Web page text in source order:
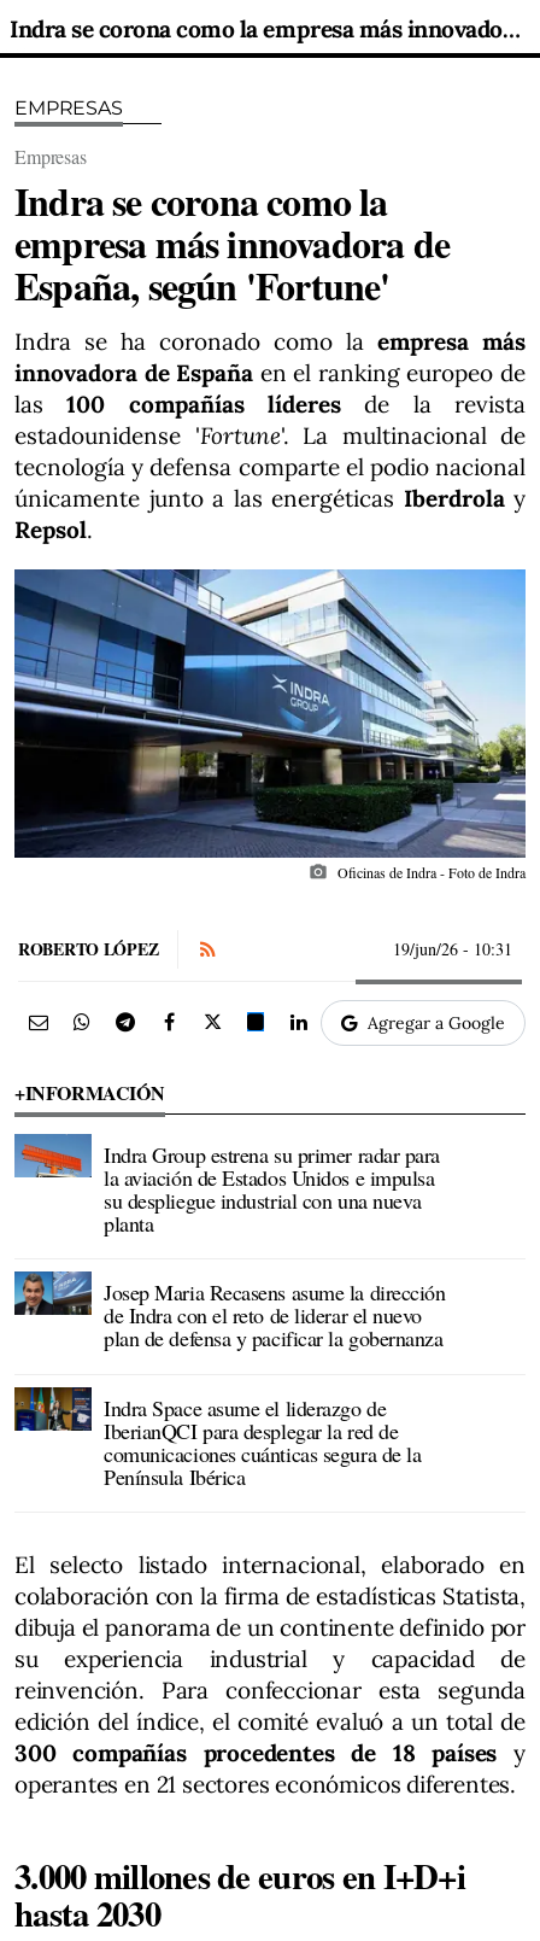
Indra se corona como la empresa más innovadora de España, según 'Fortune'
EMPRESAS
Empresas
Indra se corona como la
empresa más innovadora de
España, según 'Fortune'
Indra se ha coronado como la empresa más
innovadora de España en el ranking europeo de
las100 compañías líderes de la revista
estadounidense 'Fortune'. La multinacional de
tecnología y defensa comparte el podio nacional
únicamente junto a las energéticas Iberdrola y
Repsol.
photo_camera Oficinas de Indra - Foto de Indra
ROBERTO LÓPEZ 19/jun/26 - 10:31
Agregar a Google
+INFORMACIÓN
Indra Group estrena su primer radar para
la aviación de Estados Unidos e impulsa
su despliegue industrial con una nueva
planta
Josep Maria Recasens asume la dirección
de Indra con el reto de liderar el nuevo
plan de defensa y pacificar la gobernanza
Indra Space asume el liderazgo de
IberianQCI para desplegar la red de
comunicaciones cuánticas segura de la
Península Ibérica
El selecto listado internacional, elaborado en
colaboración con la firma de estadísticas Statista,
dibuja el panorama de un continente definido por
su experiencia industrial y capacidad de
reinvención. Para confeccionar esta segunda
edición del índice, el comité evaluó a un total de
300 compañías procedentes de 18 países y
operantes en 21 sectores económicos diferentes.
3.000 millones de euros en I+D+i
hasta 2030